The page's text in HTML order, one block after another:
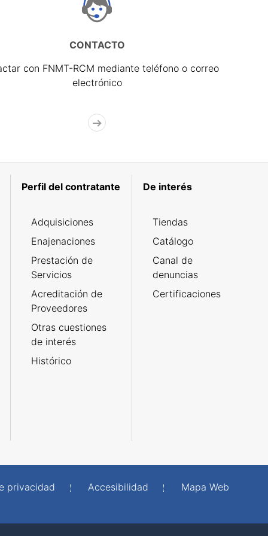
CONTACTO
con FNMT-RCM mediante teléfono o correo
electrónico
Perfil del contratante
Adquisiciones
Enajenaciones
Prestación de
Servicios
Acreditación de
Proveedores
Otras cuestiones
de interés
Histórico
De interés
Tiendas
Catálogo
Canal de
denuncias
Certificaciones
privacidad Accesibilidad
Mapa Web